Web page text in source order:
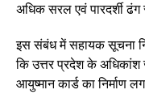
अधिक सरल एवं पारदर्शी
इस संबंध में सहायक सूचना
कि उत्तर प्रदेश के अधिकांश
आयुष्मान कार्ड का निर्माण